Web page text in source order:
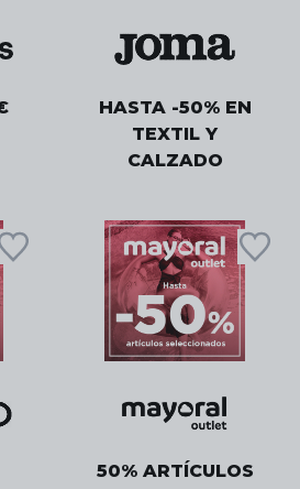
HASTA -50% EN
TEXTIL Y
CALZADO
50% ARTÍCULOS